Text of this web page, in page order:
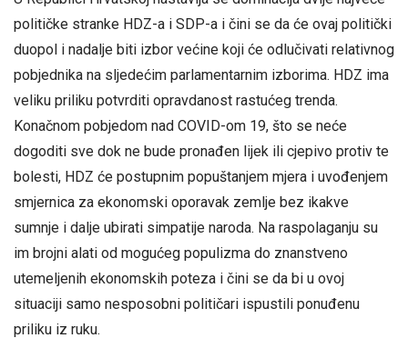
političke stranke HDZ-a i SDP-a i čini se da će ovaj politički
duopol i nadalje biti izbor većine koji će odlučivati relativnog
pobjednika na sljedećim parlamentarnim izborima. HDZ ima
veliku priliku potvrditi opravdanost rastućeg trenda.
Konačnom pobjedom nad COVID-om 19, što se neće
dogoditi sve dok ne bude pronađen lijek ili cjepivo protiv te
bolesti, HDZ će postupnim popuštanjem mjera i uvođenjem
smjernica za ekonomski oporavak zemlje bez ikakve
sumnje i dalje ubirati simpatije naroda. Na raspolaganju su
im brojni alati od mogućeg populizma do znanstveno
utemeljenih ekonomskih poteza i čini se da bi u ovoj
situaciji samo nesposobni političari ispustili ponuđenu
priliku iz ruku.